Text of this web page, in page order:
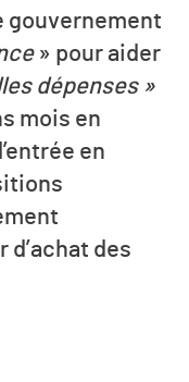
gouvernement
» pour aider
dépenses »
mois en
en
des